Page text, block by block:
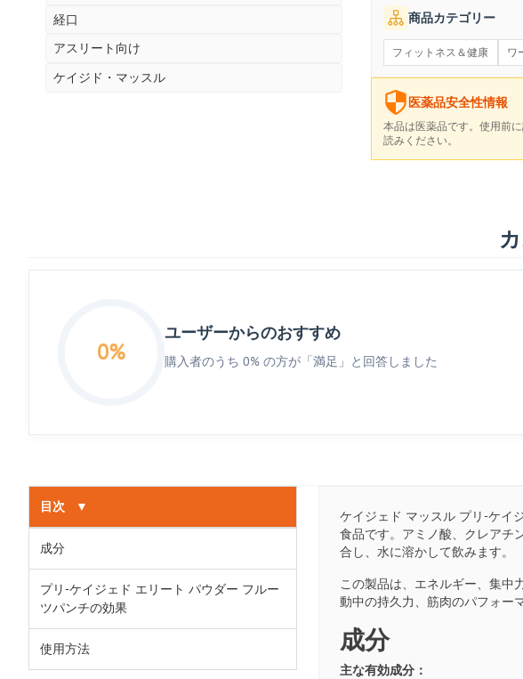
経口
アスリート向け
ケイジド・マッスル
商品カテゴリー
フィットネス＆健康 ワ
医薬品安全性情報
本品は医薬品です。使用前
読みください。
0%
ユーザーからのおすすめ
購入者のうち 0% の方が「満足」と回答しました
目次 ▼
成分
プリ-ケイジェド エリート パウダー フルー
ツパンチの効果
使用方法
ケイジェド マッスル プリ-ケイ
食品です。アミノ酸、クレアチ
合し、水に溶かして飲みます。
この製品は、エネルギー、集中
動中の持久力、筋肉のパフォー
成分
主な有効成分：